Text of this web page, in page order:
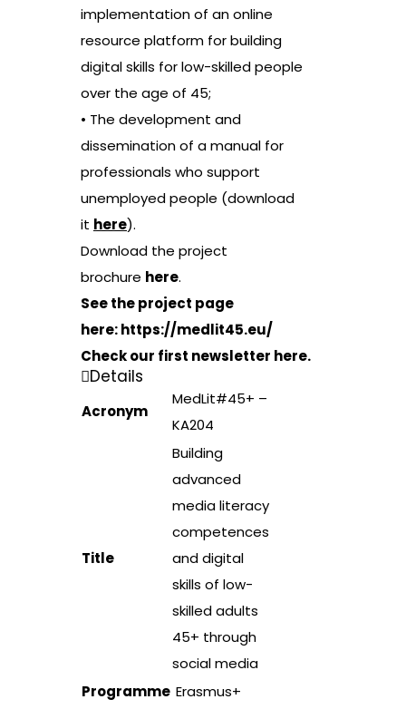
implementation of an online
resource platform for building
digital skills for low-skilled people
over the age of 45;
• The development and
dissemination of a manual for
professionals who support
unemployed people (download
it here).
Download the project
brochure here.
See the project page
here:https://medlit45.eu/
Check our first newsletter here.
Details
Acronym
MedLit#45+ –
KA204
Title
Building
advanced
media literacy
competences
and digital
skills of low-
skilled adults
45+ through
social media
Programme Erasmus+